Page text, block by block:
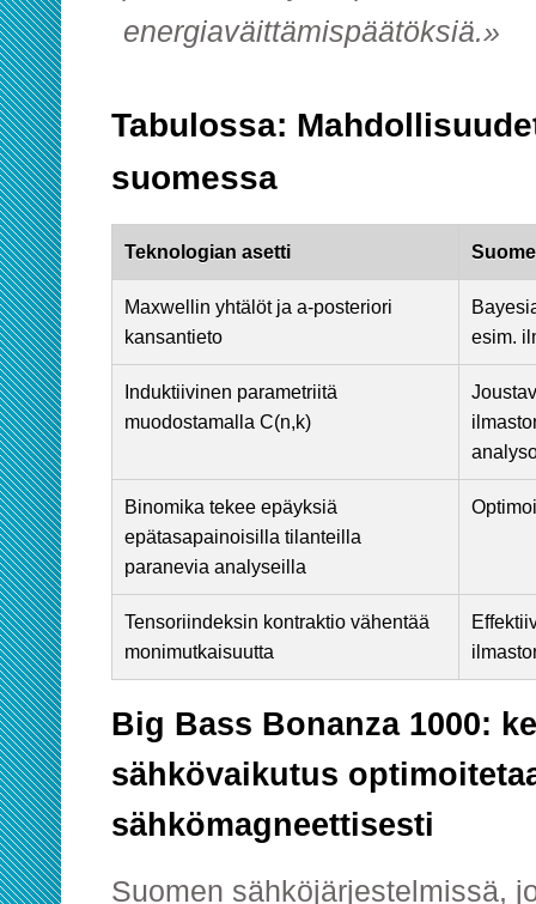
energiaväittämispäätöksiä.»
Tabulossa:
suomessa
Teknologian asetti
Maxwellin yhtälöt ja a-posteriori
kansantieto
esim.
Induktiivinen parametriitä
muodostamalla C(n,k)
Binomika tekee epäyksiä
epätasapainoisilla tilanteilla
paranevia analyseilla
Tensoriindeksin kontraktio vähentää
monimutkaisuutta
Big Bass Bonanza 1000:
sähkövaikutus
sähkömagneettisesti
Suomen sähköjärjestelmissä,